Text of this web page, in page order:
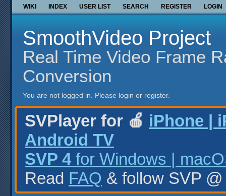
WIKI INDEX USER LIST SEARCH REGISTER LOGIN
SmoothVideo Project
Real Time Video Frame
Conversion
You are not logged in. Please login or register.
SVPlayer for 🍎 iPhone |
Android TV
SVP 4 for Windows |
Read FAQ & follow SVP